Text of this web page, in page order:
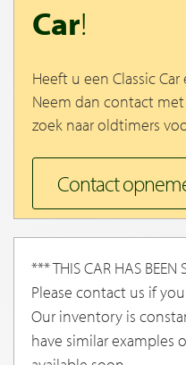
Car!
Heeft u een Classic
Neem dan contact
zoek naar oldtimers
Contact
*** THIS CAR HAS BEEN
Please contact us if
Our inventory is
have similar